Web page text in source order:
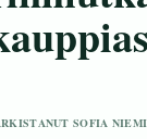
SOFIA NIEMI